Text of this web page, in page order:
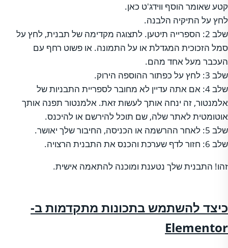
קטע שאומר הוסף ווידג'ט כאן.
לחץ על התיקיה הלבנה.
שלב 2: הספרייה תיטען. לתצוגה מקדימה של תבנית, לחץ על
סמל הזכוכית המגדלת או על התמונה. או פשוט רחף עם
העכבר מעל אחד מהם.
שלב 3: לחץ על כפתור ההוספה הירוק.
שלב 4: אם אתה עדיין לא מחובר לספריית התבניות של
אלמנטור, זה ינחה אותך לעשות זאת. אלמנטור תפנה אותך
אוטומטית לאתר שלה, שם תוכל להירשם או להיכנס.
שלב 5: לאחר ההרשמה או הכניסה, החיבור שלך יאושר.
שלב 6: חזור לדף שערכת והכנס את התבנית הרצויה.
זהו! התבנית שלך נטענת ומוכנה להתאמה אישית.
כיצד להשתמש בתכונות מתקדמות ב-
Elementor